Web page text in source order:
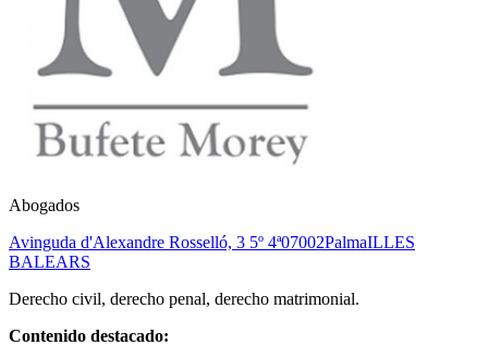
Abogados
Avinguda d'Alexandre Rosselló, 3 5º 4ª07002PalmaILLES
BALEARS
Derecho civil, derecho penal, derecho matrimonial.
Contenido destacado: